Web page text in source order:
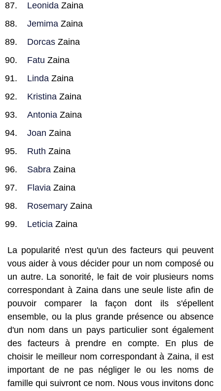
Leonida Zaina
Jemima Zaina
Dorcas Zaina
Fatu Zaina
Linda Zaina
Kristina Zaina
Antonia Zaina
Joan Zaina
Ruth Zaina
Sabra Zaina
Flavia Zaina
Rosemary Zaina
Leticia Zaina
La popularité n'est qu'un des facteurs qui peuvent
vous aider à vous décider pour un nom composé ou
un autre. La sonorité, le fait de voir plusieurs noms
correspondant à Zaina dans une seule liste afin de
pouvoir comparer la façon dont ils s'épellent
ensemble, ou la plus grande présence ou absence
d'un nom dans un pays particulier sont également
des facteurs à prendre en compte. En plus de
choisir le meilleur nom correspondant à Zaina, il est
important de ne pas négliger le ou les noms de
famille qui suivront ce nom. Nous vous invitons donc